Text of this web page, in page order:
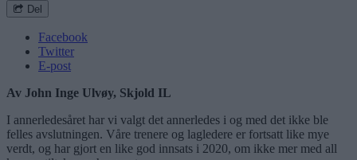
Del
Facebook
Twitter
E-post
Av John Inge Ulvøy, Skjold IL
I annerledesåret har vi valgt det annerledes i og med det ikke ble
felles avslutningen. Våre trenere og lagledere er fortsatt like mye
verdt, og har gjort en like god innsats i 2020, om ikke mer med all